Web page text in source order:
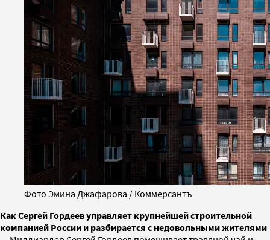
Фото Эмина Джафарова / Коммерсантъ
Как Сергей Гордеев управляет крупнейшей строительной
компанией России и разбирается с недовольными жителями